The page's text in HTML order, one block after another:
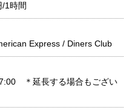
時間
Express / Diners Club
＊延長する場合もござい